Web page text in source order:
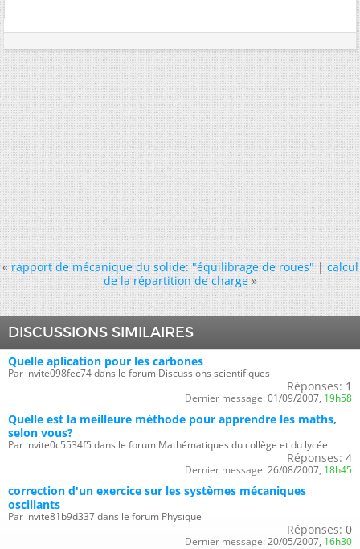
« rapport de mécanique du solide: "équilibrage de roues"|calcul
de la répartition de charge »
DISCUSSIONS SIMILAIRES
Quelle aplication pour les carbones
Par invite098fec74 dans le forum Discussions scientifiques
Réponses: 1
Dernier message: 01/09/2007, 19h58
Quelle est la meilleure méthode pour apprendre les maths,
selon vous?
Par invite0c5534f5 dans le forum Mathématiques du collège et du lycée
Réponses: 4
Dernier message: 26/08/2007, 18h45
correction d'un exercice sur les systèmes mécaniques
oscillants
Par invite81b9d337 dans le forum Physique
Réponses: 0
Dernier message: 20/05/2007, 16h30